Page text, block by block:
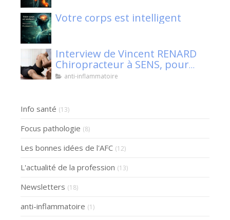
Votre corps est intelligent
Interview de Vincent RENARD
Chiropracteur à SENS, pour
Klaser.
anti-inflammatoire
Info santé (13)
Focus pathologie (8)
Les bonnes idées de l'AFC (12)
L'actualité de la profession (13)
Newsletters (18)
anti-inflammatoire (1)